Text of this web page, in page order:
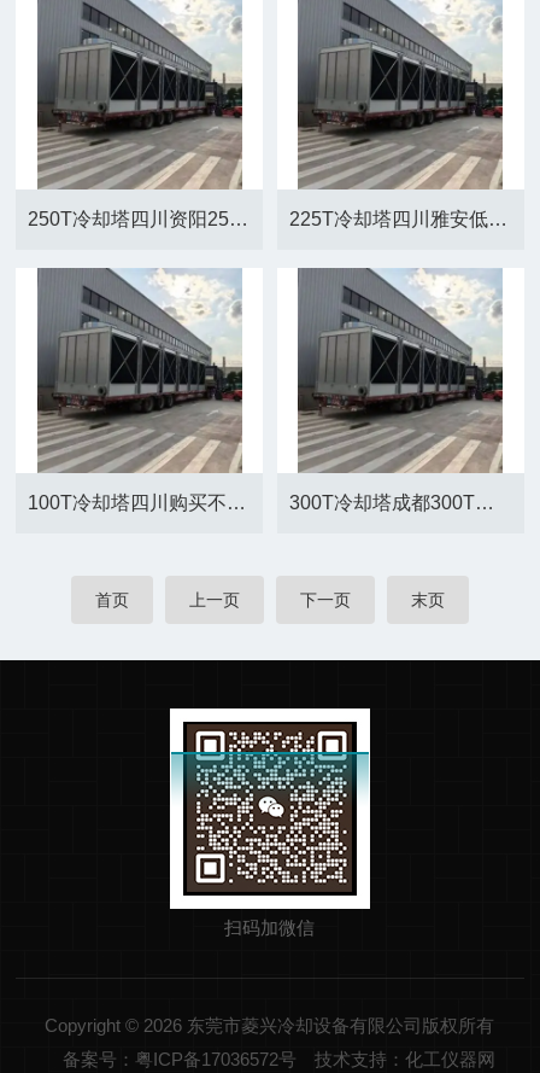
250T冷却塔四川资阳250T低噪音方形冷却塔厂家 225T冷却塔四川雅安低噪音横流方形冷却塔厂家
100T冷却塔四川购买不锈钢方形冷却塔厂家 300T冷却塔成都300T低噪音不锈钢方形冷却塔厂家
首页 上一页 下一页 末页
扫码加微信
Copyright © 2026 东莞市菱兴冷却设备有限公司版权所有
备案号：粤ICP备17036572号
技术支持：化工仪器网